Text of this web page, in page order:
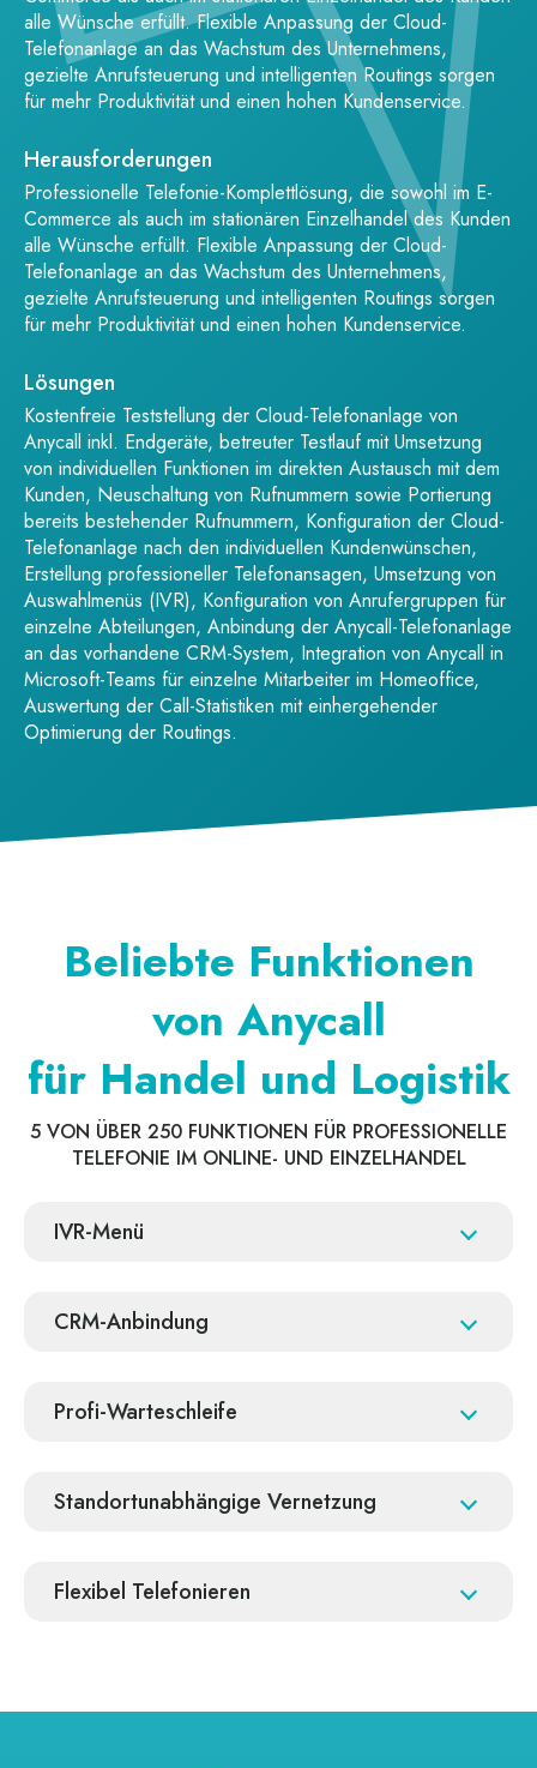
alle Wünsche erfüllt. Flexible Anpassung der Cloud-
Telefonanlage an das Wachstum des Unternehmens,
gezielte Anrufsteuerung und intelligenten Routings sorgen
für mehr Produktivität und einen hohen Kundenservice.
Herausforderungen
Professionelle Telefonie-Komplettlösung, die sowohl im E-
Commerce als auch im stationären Einzelhandel des Kunden
alle Wünsche erfüllt. Flexible Anpassung der Cloud-
Telefonanlage an das Wachstum des Unternehmens,
gezielte Anrufsteuerung und intelligenten Routings sorgen
für mehr Produktivität und einen hohen Kundenservice.
Lösungen
Kostenfreie Teststellung der Cloud-Telefonanlage von
Anycall inkl. Endgeräte, betreuter Testlauf mit Umsetzung
von individuellen Funktionen im direkten Austausch mit dem
Kunden, Neuschaltung von Rufnummern sowie Portierung
bereits bestehender Rufnummern, Konfiguration der Cloud-
Telefonanlage nach den individuellen Kundenwünschen,
Erstellung professioneller Telefonansagen, Umsetzung von
Auswahlmenüs (IVR), Konfiguration von Anrufergruppen für
einzelne Abteilungen, Anbindung der Anycall-Telefonanlage
an das vorhandene CRM-System, Integration von Anycall in
Microsoft-Teams für einzelne Mitarbeiter im Homeoffice,
Auswertung der Call-Statistiken mit einhergehender
Optimierung der Routings.
Beliebte Funktionen
von Anycall
für Handel und Logistik
5 VON ÜBER 250 FUNKTIONEN FÜR PROFESSIONELLE
TELEFONIE IM ONLINE- UND EINZELHANDEL
IVR-Menü
CRM-Anbindung
Profi-Warteschleife
Standortunabhängige Vernetzung
Flexibel Telefonieren